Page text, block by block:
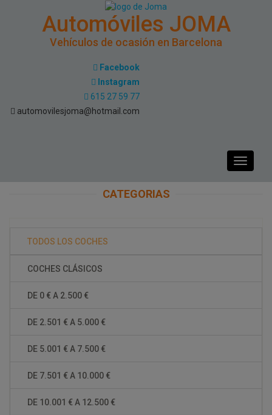
Automóviles JOMA
Vehículos de ocasión en Barcelona
Facebook
Instagram
615 27 59 77
automovilesjoma@hotmail.com
Toggle
CATEGORIAS
TODOS LOS COCHES
COCHES CLÁSICOS
DE 0 € A 2.500 €
DE 2.501 € A 5.000 €
DE 5.001 € A 7.500 €
DE 7.501 € A 10.000 €
DE 10.001 € A 12.500 €